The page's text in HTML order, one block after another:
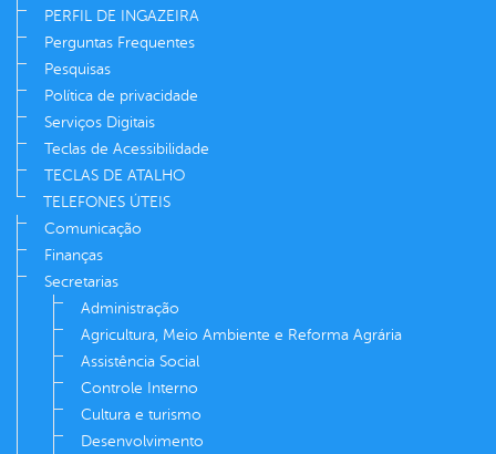
PERFIL DE INGAZEIRA
Perguntas Frequentes
Pesquisas
Política de privacidade
Serviços Digitais
Teclas de Acessibilidade
TECLAS DE ATALHO
TELEFONES ÚTEIS
Comunicação
Finanças
Secretarias
Administração
Agricultura, Meio Ambiente e Reforma Agrária
Assistência Social
Controle Interno
Cultura e turismo
Desenvolvimento